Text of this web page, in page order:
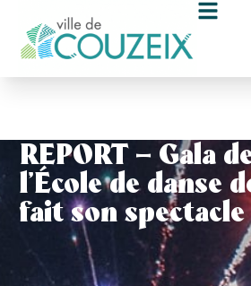
REPORT – Gala
l’École de danse
fait son spectacle